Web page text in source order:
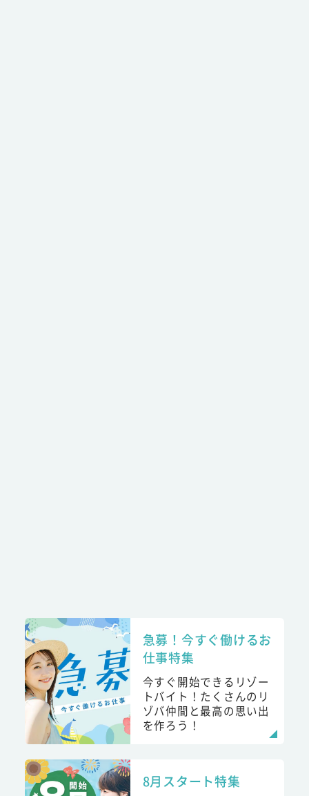
急募！今すぐ働けるお
仕事特集
今すぐ開始できるリゾー
トバイト！たくさんのリ
ゾバ仲間と最高の思い出
を作ろう！
8月スタート特集